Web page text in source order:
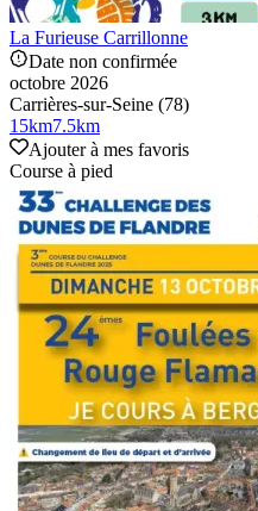
La Furieuse Carrillonne
Date non confirmée
octobre 2026
Carrières-sur-Seine (78)
15km7.5km
Ajouter à mes favoris
Course à pied